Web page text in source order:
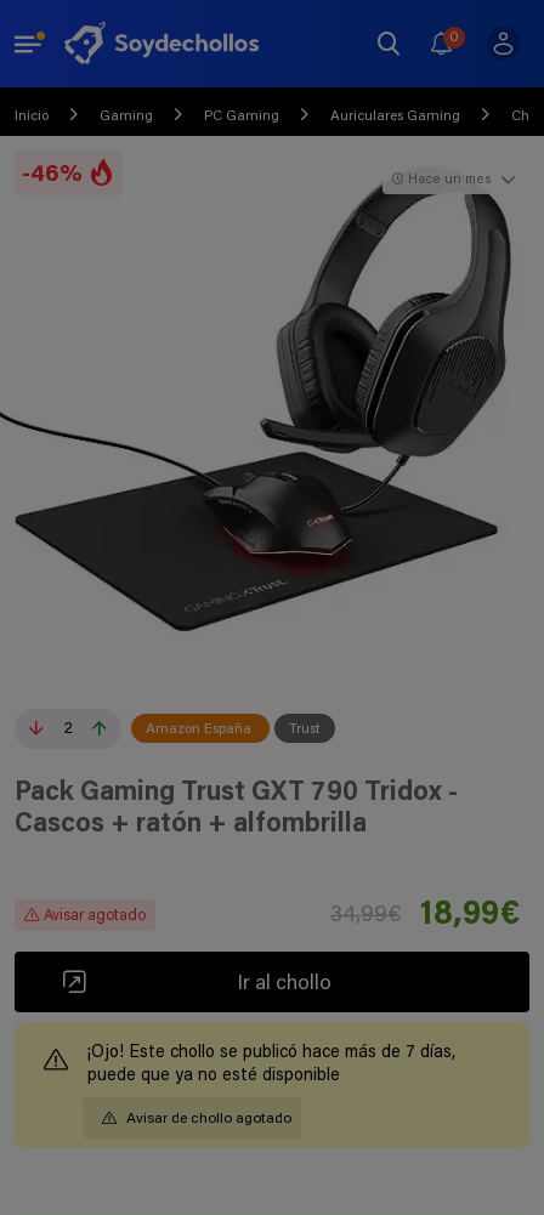
0
Inicio Gaming PC Gaming Auriculares Gaming
-46%
2 Amazon España Trust
Hace un mes
Pack Gaming Trust GXT 790 Tridox -
Cascos + ratón + alfombrilla
Avisar agotado 34,99€ 18,99€
Ir al chollo
¡Ojo! Este chollo se publicó hace más de 7 días,
puede que ya no esté disponible
Avisar de chollo agotado